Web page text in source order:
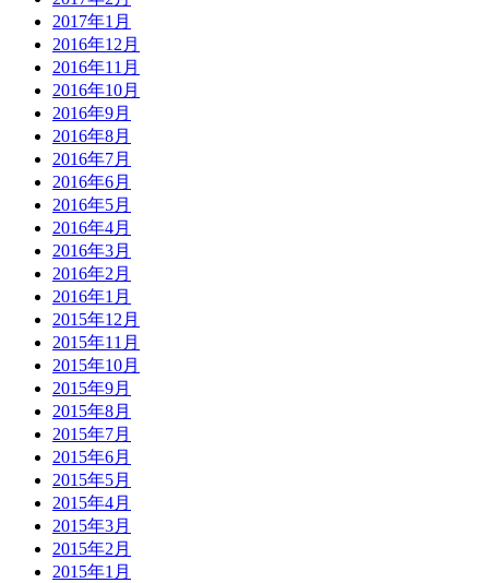
2017年1月
2016年12月
2016年11月
2016年10月
2016年9月
2016年8月
2016年7月
2016年6月
2016年5月
2016年4月
2016年3月
2016年2月
2016年1月
2015年12月
2015年11月
2015年10月
2015年9月
2015年8月
2015年7月
2015年6月
2015年5月
2015年4月
2015年3月
2015年2月
2015年1月